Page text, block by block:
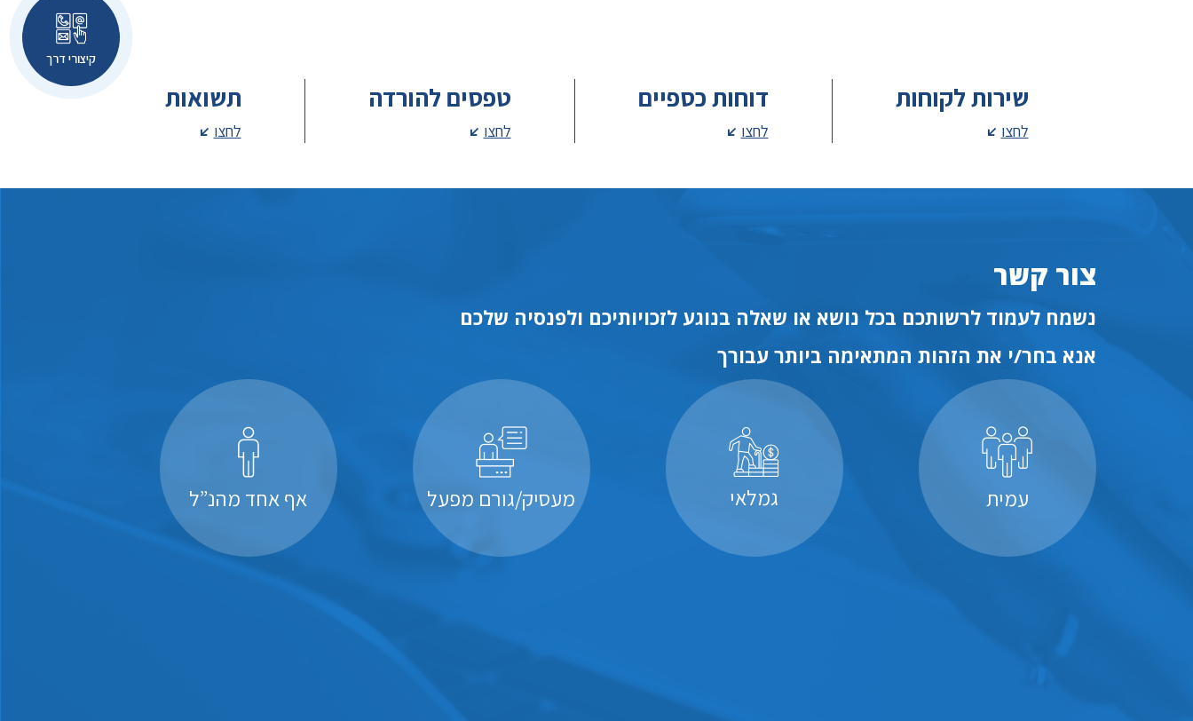
קיצורי דרך
שירות לקוחות
לחצו
דוחות כספיים
לחצו
טפסים להורדה
לחצו
תשואות
לחצו
צור קשר
נשמח לעמוד לרשותכם בכל נושא או שאלה בנוגע לזכויותיכם ולפנסיה שלכם
אנא בחר/י את הזהות המתאימה ביותר עבורך
עמית גמלאי מעסיק/גורם מפעל אף אחד מהנ”ל